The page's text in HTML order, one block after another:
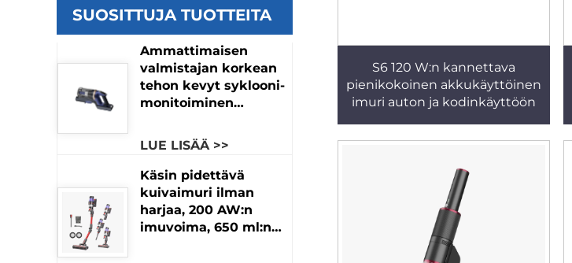
SUOSITTUJA TUOTTEITA
Ammattimaisen
valmistajan korkean
tehon kevyt syklooni-
monitoiminen
käsikäyttöinen imurin
käyttöautoihin ja
hotelleihin
LUE LISÄÄ >>
Käsin pidettävä
kuivaimuri ilman
harjaa, 200 AW:n
imuvoima, 650 ml:n
S6 120 W:n kannettava
pienikokoinen akkukäyttöinen
imuri auton ja kodinkäyttöön